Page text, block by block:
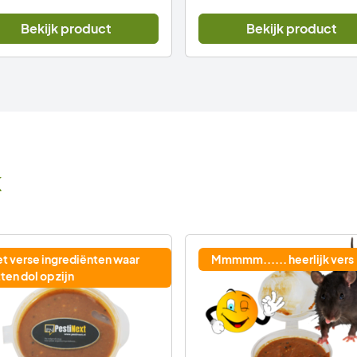
Bekijk product Bekijk product
verse ingrediënten waar
dol op zijn
Mmmmm...... heerlijk vers